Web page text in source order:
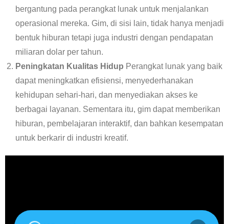
bergantung pada perangkat lunak untuk menjalankan
operasional mereka. Gim, di sisi lain, tidak hanya menjadi
bentuk hiburan tetapi juga industri dengan pendapatan
miliaran dolar per tahun.
Peningkatan Kualitas Hidup Perangkat lunak yang baik
dapat meningkatkan efisiensi, menyederhanakan
kehidupan sehari-hari, dan menyediakan akses ke
berbagai layanan. Sementara itu, gim dapat memberikan
hiburan, pembelajaran interaktif, dan bahkan kesempatan
untuk berkarir di industri kreatif.